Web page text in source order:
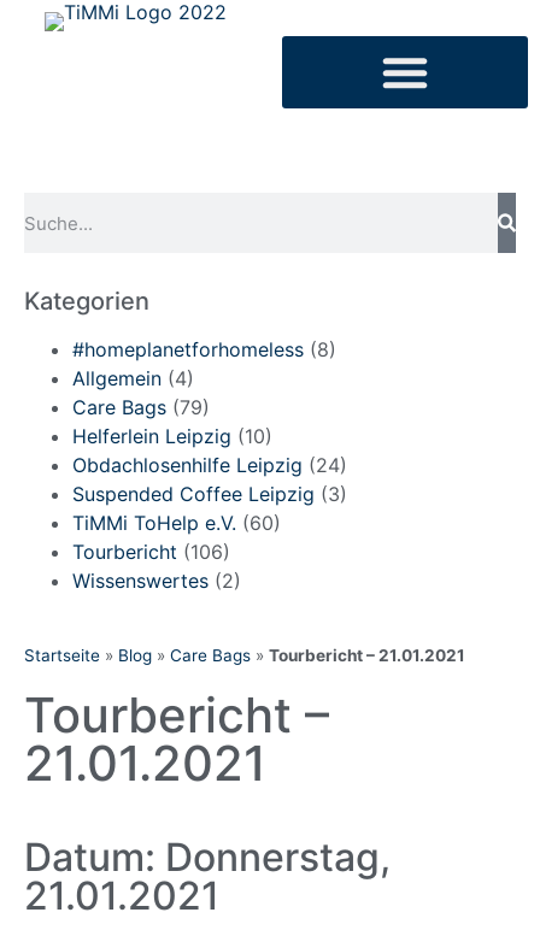
Startseite » Blog » Care Bags » Tourbericht – 21.01.2021
Tourbericht –
21.01.2021
Datum: Donnerstag,
21.01.2021
Kategorien
#homeplanetforhomeless (8)
Allgemein (4)
Care Bags (79)
Helferlein Leipzig (10)
Obdachlosenhilfe Leipzig (24)
Suspended Coffee Leipzig (3)
TiMMi ToHelp e.V. (60)
Tourbericht (106)
Wissenswertes (2)